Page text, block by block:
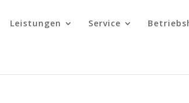
Leistungen Service